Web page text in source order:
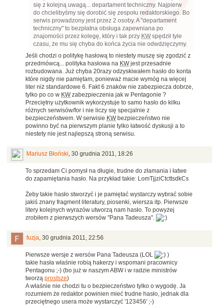
się z kolejną uwagą... departament techniczny. Najpierw
do chcielibyśmy się dorobić się zespołu redaktorskiego. Bo
serwis prowadzony jest przez 2 osoby. A "departament
techniczny" to bezpłatna obsługa zapewniana po
znajomości przez kolegę, który i tak przy KW spędził tyle
czasu, że mu się chyba do końca życia nie odwdzięczymy.
Jeśli chodzi o politykę hasłową to niestety muszę się zgodzić z
przedmówcą... polityka hasłowa na KWjest przesadnie
rozbudowana. Już chyba 20razy odzyskiwałem hasło do konta
które nigdy nie pamiętam, ponieważ macie wymóg na więcej
liter niż standardowe 6. Fakt 6 znaków nie zabezpiecza dobrze,
tylko po co w KWzabezpieczenia jak w Pentagonie ?
Przeciętny użytkownik wykorzystuje to samo hasło do kilku
różnych serwisów/for i nie liczy się specjalnie z
bezpieczeństwem. W serwisie KWbezpieczeństwo nie
powinno być na pierwszym planie tylko łatwość dyskusji a to
niestety nie jest najlepszą stroną serwisu.
Mariusz Błoński, 30 grudnia 2011, 18:26
To sprzedam Ci pomysł na długie, trudne do złamania i łatwe
do zapamiętania hasło. Na przykład takie: LomTjjziCtcttsdkCs
Żeby takie hasło stworzyć i je pamiętać wystarczy wybrać sobie
jakiś znany fragment literatury, piosenki, wiersza itp. Pierwsze
litery kolejnych wyrazów utworzą nam hasło. To powyżej
zrobiłem z pierwszych wersów "Pana Tadeusza".
fuzja, 30 grudnia 2011, 22:56
Pierwsze wersje z wersów Pana Tadeusza (LOL
)
takie hasła właśnie robią hakerzy i wspomani pracownicy
Pentagonu ;-) (bo już w naszym ABW i w radzie ministrów
tworzą prostsze)
A właśnie nie chodzi tu o bezpieczeństwo tylko o wygodę. Ja
rozumiem że redaktor powinien mieć trudne hasło, jednak dla
przeciętnego usera może wystarczyć '123456' ;-)